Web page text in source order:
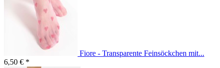
Fiore - Transparente Feinsöckchen mit...
6,50 € *